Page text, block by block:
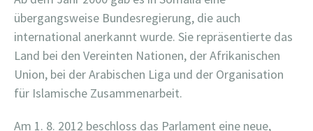
übergangsweise Bundesregierung, die auch
international anerkannt wurde. Sie repräsentierte das
Land bei den Vereinten Nationen, der Afrikanischen
Union, bei der Arabischen Liga und der Organisation
für Islamische Zusammenarbeit.
Am 1. 8. 2012 beschloss das Parlament eine neue,